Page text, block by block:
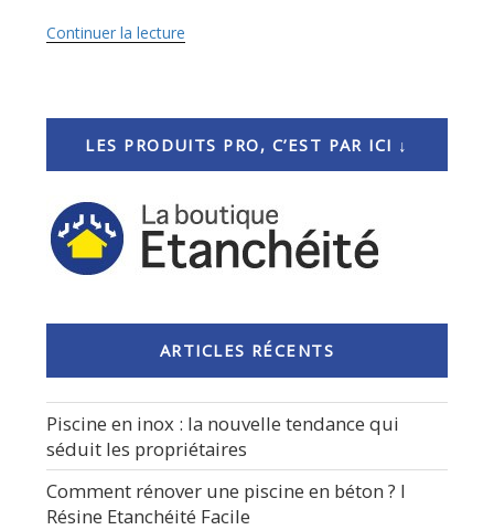
Continuer la lecture
un
investissement
votre
des
LES PRODUITS PRO, C’EST PAR ICI ↓
ARTICLES RÉCENTS
Piscine en inox : la nouvelle tendance qui
séduit les propriétaires
Comment rénover une piscine en béton ? I
Résine Etanchéité Facile